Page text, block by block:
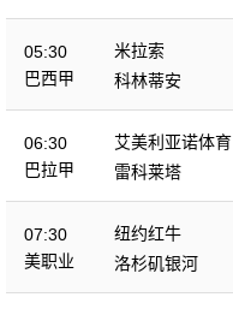
05:30
巴西甲
米拉索
科林蒂安
06:30
巴拉甲
艾美利亚诺体育
雷科莱塔
07:30
美职业
纽约红牛
洛杉矶银河